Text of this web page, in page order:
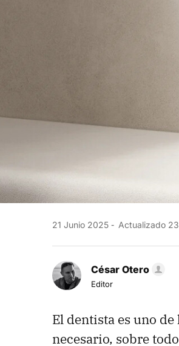
21 Junio 2025 Actualizado
César Otero
Editor
El dentista es uno
necesario, sobre